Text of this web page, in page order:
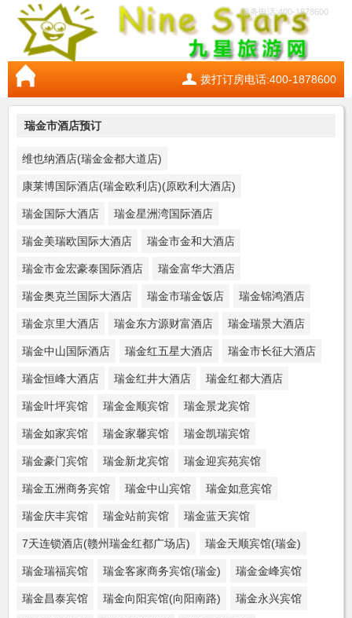
服务电话:400-1878600
拨打订房电话:400-1878600
瑞金市酒店预订
维也纳酒店(瑞金金都大道店)
康莱博国际酒店(瑞金欧利店)(原欧利大酒店)
瑞金国际大酒店 瑞金星洲湾国际酒店
瑞金美瑞欧国际大酒店 瑞金市金和大酒店
瑞金市金宏豪泰国际酒店 瑞金富华大酒店
瑞金奥克兰国际大酒店 瑞金市瑞金饭店 瑞金锦鸿酒店
瑞金京里大酒店 瑞金东方源财富酒店 瑞金瑞景大酒店
瑞金中山国际酒店 瑞金红五星大酒店 瑞金市长征大酒店
瑞金恒峰大酒店 瑞金红井大酒店 瑞金红都大酒店
瑞金叶坪宾馆 瑞金金顺宾馆 瑞金景龙宾馆
瑞金如家宾馆 瑞金家馨宾馆 瑞金凯瑞宾馆
瑞金豪门宾馆 瑞金新龙宾馆 瑞金迎宾苑宾馆
瑞金五洲商务宾馆 瑞金中山宾馆 瑞金如意宾馆
瑞金庆丰宾馆 瑞金站前宾馆 瑞金蓝天宾馆
7天连锁酒店(赣州瑞金红都广场店) 瑞金天顺宾馆(瑞金)
瑞金瑞福宾馆 瑞金客家商务宾馆(瑞金) 瑞金金峰宾馆
瑞金昌泰宾馆 瑞金向阳宾馆(向阳南路) 瑞金永兴宾馆